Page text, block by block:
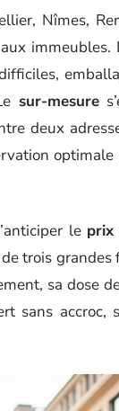
Nîmes,
sur-mesure
deux
le prix
trois grandes
sa dose
sans accroc,